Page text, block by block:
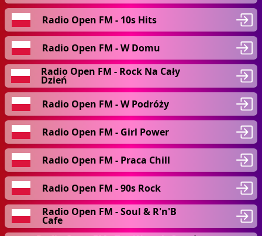
Radio Open FM - 10s Hits
Radio Open FM - W Domu
Radio Open FM - Rock Na Cały
Dzień
Radio Open FM - W Podróży
Radio Open FM - Girl Power
Radio Open FM - Praca Chill
Radio Open FM - 90s Rock
Radio Open FM - Soul & R'n'B
Cafe